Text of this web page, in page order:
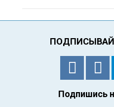
Подпишись